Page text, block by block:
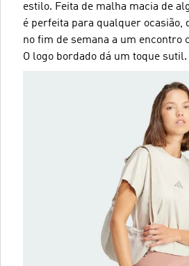
estilo. Feita de malha macia de
é perfeita para qualquer ocasião,
no fim de semana a um encontro
O logo bordado dá um toque sutil.